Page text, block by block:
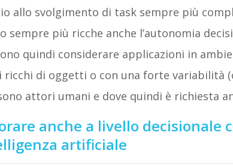
allo svolgimento di task sempre più
sempre più ricche anche l’autonomia
quindi considerare applicazioni in
ricchi di oggetti o con una forte variabilità
attori umani e dove quindi è richiesta
anche a livello decisionale
artificiale